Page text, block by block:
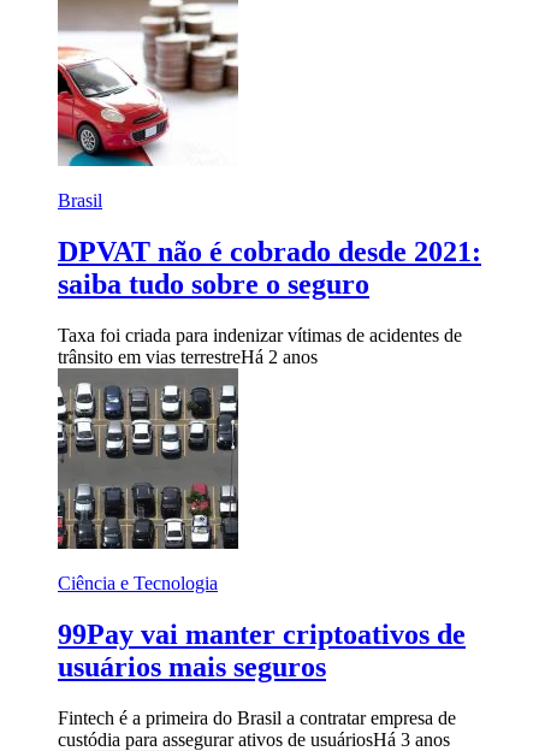
Brasil
DPVAT não é cobrado desde 2021:
saiba tudo sobre o seguro
Taxa foi criada para indenizar vítimas de acidentes de
trânsito em vias terrestreHá 2 anos
Ciência e Tecnologia
99Pay vai manter criptoativos de
usuários mais seguros
Fintech é a primeira do Brasil a contratar empresa de
custódia para assegurar ativos de usuáriosHá 3 anos